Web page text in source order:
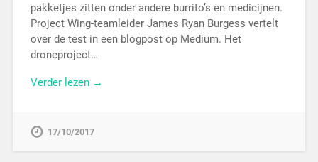
pakketjes zitten onder andere burrito’s en medicijnen.
Project Wing-teamleider James Ryan Burgess vertelt
over de test in een blogpost op Medium. Het
droneproject…
Verder lezen →
17/10/2017